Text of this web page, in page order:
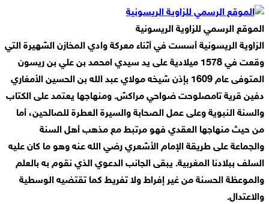
الموقع الرسمي للزاوية الريسونية
الزاوية الريسونية أسست في أثناء معركة وادي المخازن الشهيرة التي
وقعت في 1578 ميلادية على يد سيدي امحمد بن علي بن ريسون
المتوفى عام 1609 بإذن شيخه مولاي عبد الله بن الحسين الأمغاري
دفين قرية تامصلوحت ضواحي مراكش. ومنهاجها يعتمد على الكتاب
والسنة النبوية وعلى عمل الصحابة والسيرة العطرة للصالحين، أما
من حيث منهاجها العقدي فهو مرتبط مع مذهب أهل السنة
والجماعة على طريقة الإمام الأشعري رضي الله عنه وهو ما كان عليه
السلف ببلادنا المغربية. يبقى الجانب الدعوي الذي نقوم به بالعلم
والموعظة الحسنة من غير إفراط ولا تفريط كما تقتضيه الوسطية
والاعتدال.